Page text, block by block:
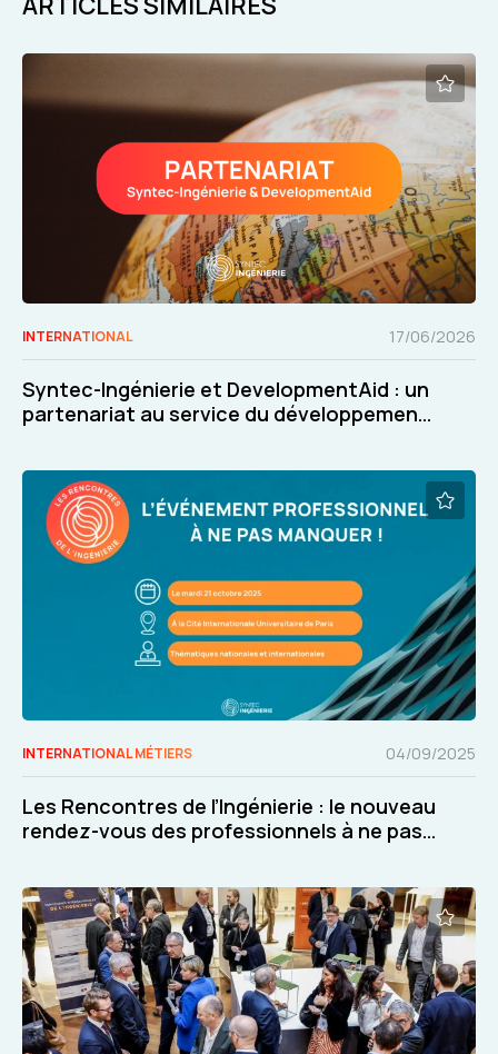
INTERNATIONAL 17/06/2026
Syntec-Ingénierie et DevelopmentAid : un
partenariat au service du développement
INTERNATIONAL MÉTIERS 04/09/2025
Les Rencontres de l’Ingénierie : le nouveau
rendez-vous des professionnels à ne pas